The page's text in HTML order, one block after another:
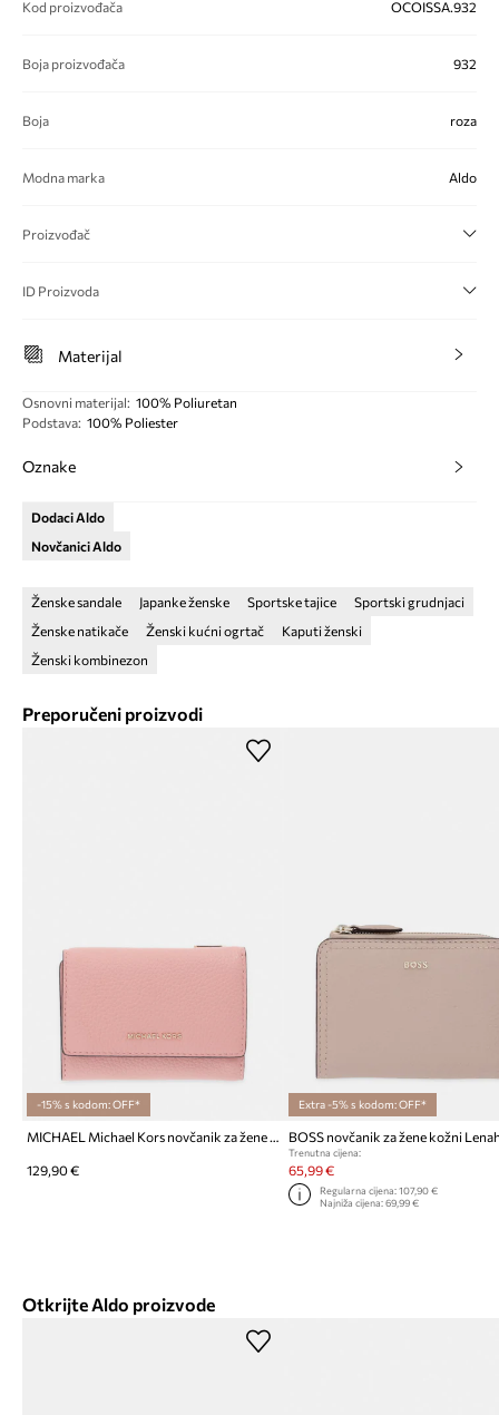
Kod proizvođača OCOISSA.932
Boja proizvođača 932
Boja roza
Modna marka Aldo
Proizvođač
ID Proizvoda
Materijal
Osnovni materijal: 100% Poliuretan
Podstava: 100% Poliester
Oznake
Dodaci Aldo
Novčanici Aldo
Ženske sandale Japanke ženske Sportske tajice
Sportski grudnjaci
Ženske natikače
Ženski kućni ogrtač
Kaputi ženski
Ženski kombinezon
Preporučeni proizvodi
-15% s kodom: OFF*
MICHAEL Michael Kors novčanik za žene kožni BRYANT
129,90 €
Extra -5% s kodom: OFF*
Trenutna cijena:
65,99 €
Regularna cijena: 107,90 €
Najniža cijena: 69,99 €
Otkrijte Aldo proizvode